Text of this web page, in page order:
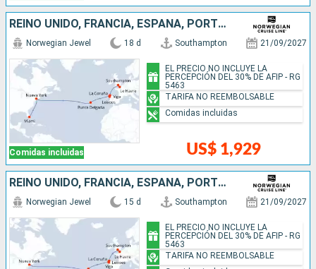
REINO UNIDO, FRANCIA, ESPAÑA, PORTUGAL, ESTADOS UNIDOS
Comidas incluidas
Norwegian Jewel 18 d Southampton 21/09/2027
US$ 1,929
EL PRECIO NO INCLUYE LA
PERCEPCIÓN DEL 30% DE AFIP - RG
5463
TARIFA NO REEMBOLSABLE
Comidas incluidas
REINO UNIDO, FRANCIA, ESPAÑA, PORTUGAL, ESTADOS UNIDOS
Norwegian Jewel 15 d Southampton 21/09/2027
EL PRECIO NO INCLUYE LA
PERCEPCIÓN DEL 30% DE AFIP - RG
5463
TARIFA NO REEMBOLSABLE